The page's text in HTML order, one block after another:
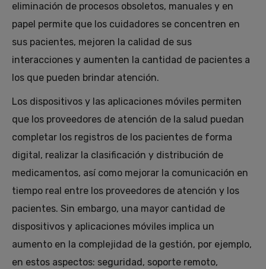
eliminación de procesos obsoletos, manuales y en
papel permite que los cuidadores se concentren en
sus pacientes, mejoren la calidad de sus
interacciones y aumenten la cantidad de pacientes a
los que pueden brindar atención.
Los dispositivos y las aplicaciones móviles permiten
que los proveedores de atención de la salud puedan
completar los registros de los pacientes de forma
digital, realizar la clasificación y distribución de
medicamentos, así como mejorar la comunicación en
tiempo real entre los proveedores de atención y los
pacientes. Sin embargo, una mayor cantidad de
dispositivos y aplicaciones móviles implica un
aumento en la complejidad de la gestión, por ejemplo,
en estos aspectos: seguridad, soporte remoto,